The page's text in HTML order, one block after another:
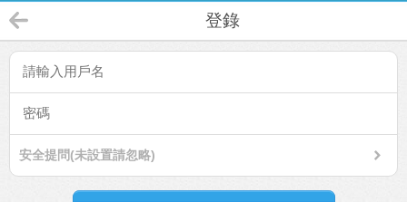
登錄
安全提問(未設置請忽略)